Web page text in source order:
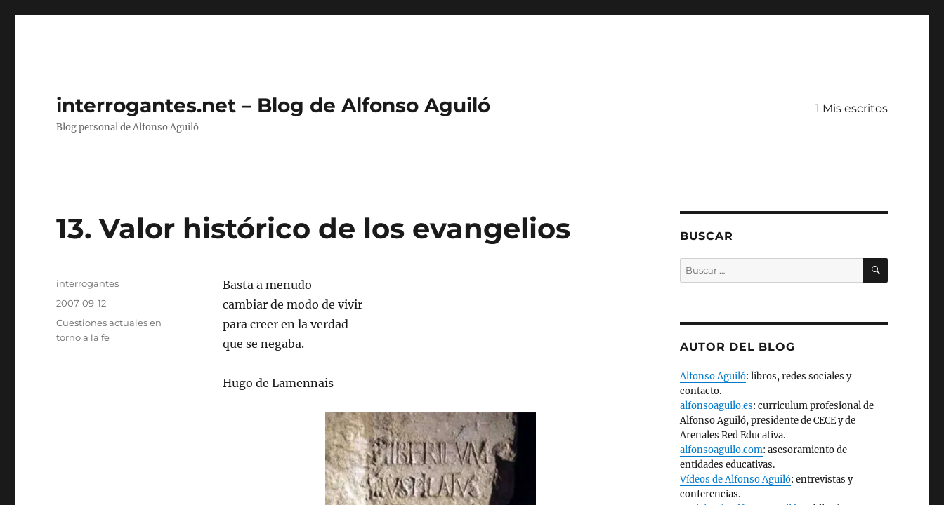
interrogantes.net – Blog de Alfonso Aguiló
Blog personal de Alfonso Aguiló
1 Mis escritos
13. Valor histórico de los evangelios
Basta a menudo
cambiar de modo de vivir
para creer en la verdad
que se negaba.
Hugo de Lamennais
Autor
interrogantes
Publicado
2007-09-12
Categorías
Cuestiones actuales en
torno a la fe
BUSCAR
Buscar
por:
BUSCAR
AUTOR DEL BLOG
Alfonso Aguiló: libros, redes sociales y
contacto.
alfonsoaguilo.es: curriculum profesional de
Alfonso Aguiló, presidente de CECE y de
Arenales Red Educativa.
alfonsoaguilo.com: asesoramiento de
entidades educativas.
Vídeos de Alfonso Aguiló: entrevistas y
conferencias.